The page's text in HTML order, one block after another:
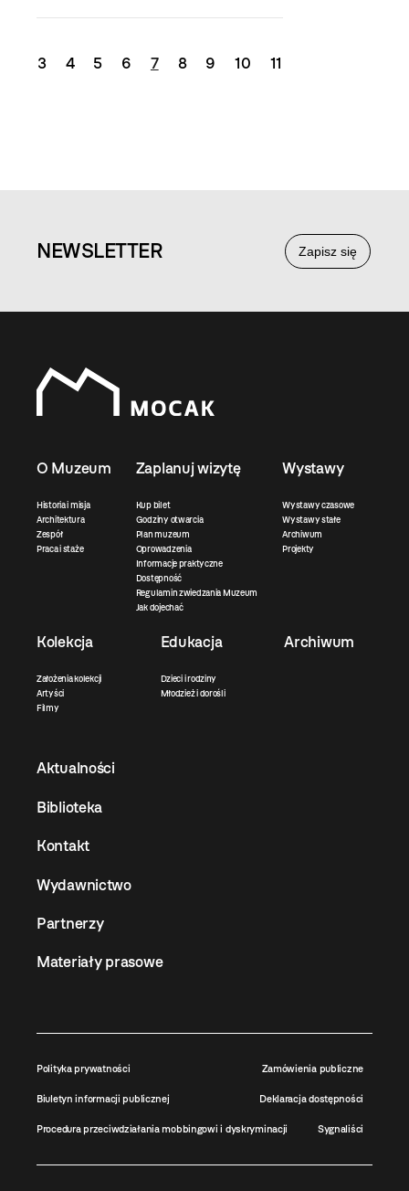
3 4 5 6 7 8 9 10 11
Zapisz się
NEWSLETTER
O Muzeum
Historia i misja
Architektura
Zespół
Praca i staże
Zaplanuj wizytę
Kup bilet
Godziny otwarcia
Plan muzeum
Oprowadzenia
Informacje praktyczne
Dostępność
Regulamin zwiedzania Muzeum
Jak dojechać
Wystawy
Wystawy czasowe
Wystawy stałe
Archiwum
Projekty
Kolekcja
Założenia kolekcji
Artyści
Filmy
Edukacja
Dzieci i rodziny
Młodzież i dorośli
Archiwum
Aktualności
Biblioteka
Kontakt
Wydawnictwo
Partnerzy
Materiały prasowe
Polityka prywatności Zamówienia publiczne
Biuletyn informacji publicznej Deklaracja dostępności
Procedura przeciwdziałania mobbingowi i dyskryminacji Sygnaliści